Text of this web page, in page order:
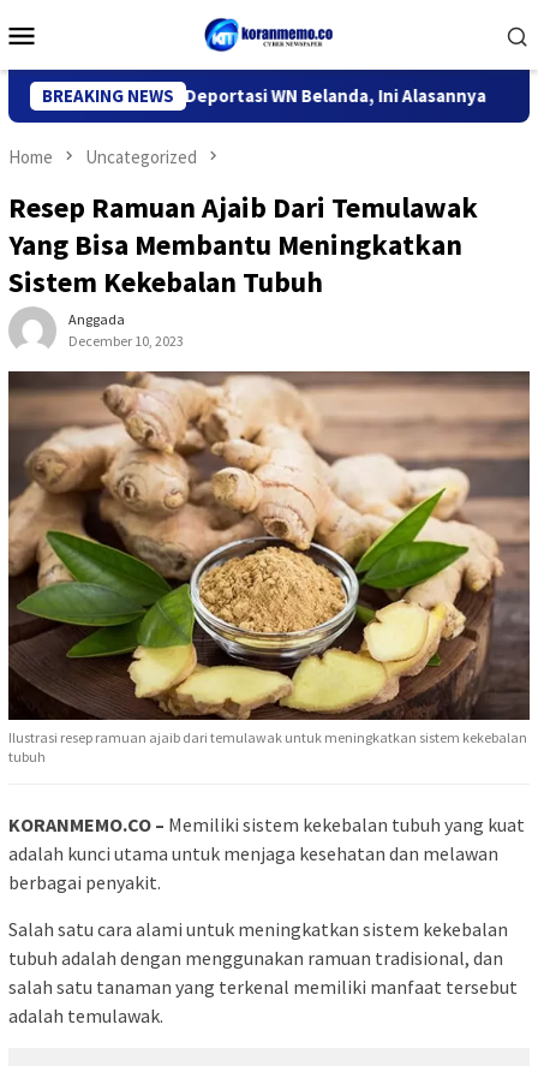
to
Menu
BREAKING NEWS
Kediri Deportasi WN Belanda, Ini Alasannya 9
Home Uncategorized
Resep Ramuan Ajaib Dari Temulawak
Yang Bisa Membantu Meningkatkan
Sistem Kekebalan Tubuh
Anggada
December 10, 2023
Ilustrasi resep ramuan ajaib dari temulawak untuk meningkatkan sistem kekebalan
tubuh
KORANMEMO.CO – Memiliki sistem kekebalan tubuh yang kuat
adalah kunci utama untuk menjaga kesehatan dan melawan
berbagai penyakit.
Salah satu cara alami untuk meningkatkan sistem kekebalan
tubuh adalah dengan menggunakan ramuan tradisional, dan
salah satu tanaman yang terkenal memiliki manfaat tersebut
adalah temulawak.